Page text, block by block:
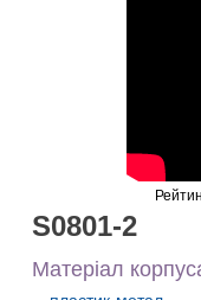
S0801-2
Матеріал